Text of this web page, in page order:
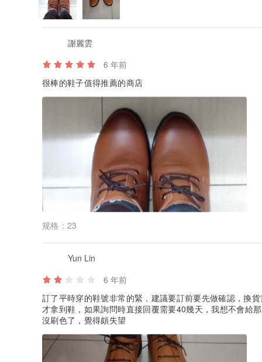
謝麗雲
6 年前
很棒的鞋子值得推薦的商店
规格：23
Yun Lin
6 年前
訂了平時穿的鞋號非常的緊，建議要訂前要先做確認，換
才拿到鞋，如果詢問時直接回覆需要40幾天，我想不會給
沒刷色了，覺得頗失望